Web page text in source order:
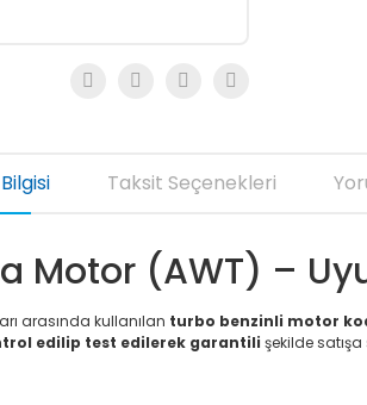
Taksit Seçenekleri
Motor (AWT) –
arasında kullanılan turbo benzinli motor
edilip test edilerek garantili şekilde